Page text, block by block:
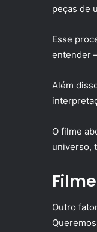
peças de
Esse
entender
Além
O filme
universo,
Outro